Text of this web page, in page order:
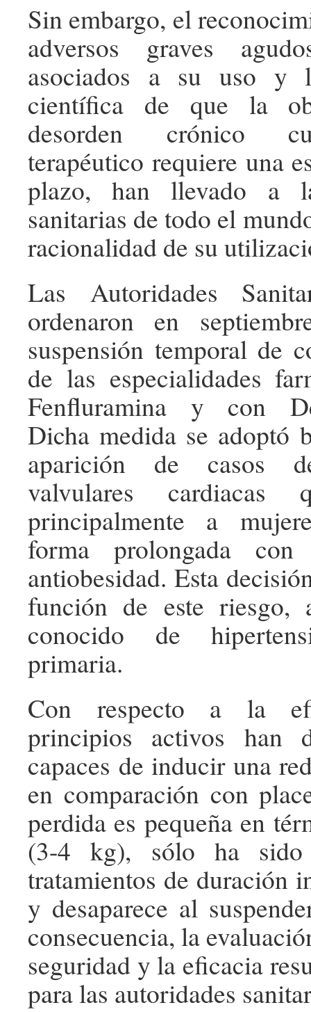
Sin embargo, el
adversos graves
asociados a su uso y
científica de que la
desorden crónico
terapéutico requiere una
plazo, han llevado a
sanitarias de todo el
racionalidad de su
Las Autoridades
ordenaron en
suspensión temporal de
de las especialidades
Fenfluramina y con
Dicha medida se adoptó
aparición de casos
valvulares cardiacas
principalmente a
forma prolongada con
antiobesidad. Esta
función de este riesgo,
conocido de
primaria.
Con respecto a la
principios activos han
capaces de inducir una
en comparación con
perdida es pequeña en
(3-4 kg), sólo ha sido
tratamientos de duración
y desaparece al
consecuencia, la
seguridad y la eficacia
para las autoridades